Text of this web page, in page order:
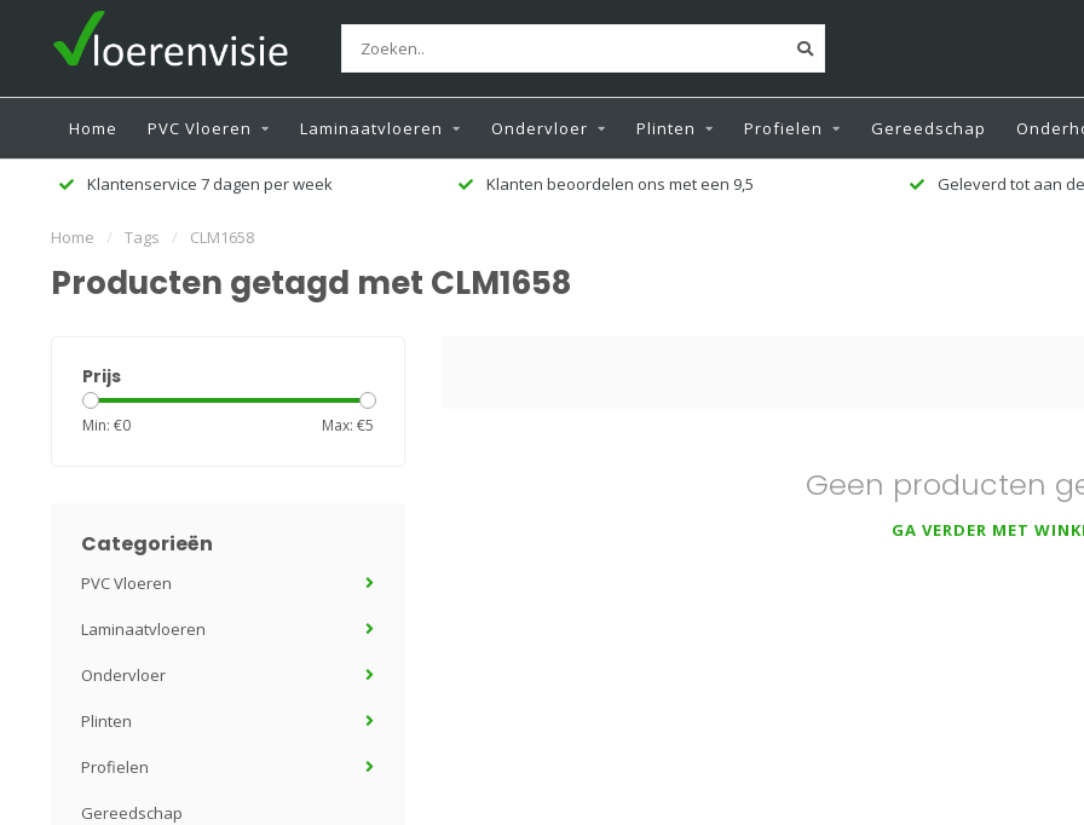
Home PVC Vloeren Laminaatvloeren Ondervloer Plinten Profielen Gereedschap
Klantenservice 7 dagen per week Klanten beoordelen ons met een 9,5 Geleverd tot aan
Home / Tags / CLM1658
Producten getagd met CLM1658
Prijs
Min: €0 Max: €5
Categorieën
PVC Vloeren
Laminaatvloeren
Ondervloer
Plinten
Profielen
Gereedschap
Geen producten
GA VERDER MET